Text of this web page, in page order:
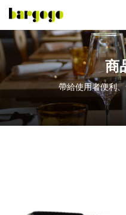
商
帶給使用者便利